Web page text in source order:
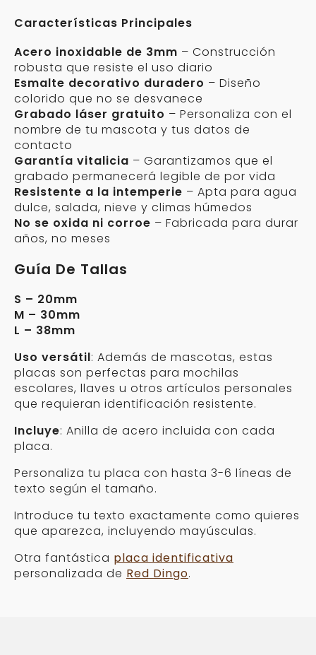
Características Principales
Acero inoxidable de 3mm – Construcción
robusta que resiste el uso diario
Esmalte decorativo duradero – Diseño
colorido que no se desvanece
Grabado láser gratuito – Personaliza con el
nombre de tu mascota y tus datos de
contacto
Garantía vitalicia – Garantizamos que el
grabado permanecerá legible de por vida
Resistente a la intemperie – Apta para agua
dulce, salada, nieve y climas húmedos
No se oxida ni corroe – Fabricada para durar
años, no meses
Guía De Tallas
S – 20mm
M – 30mm
L – 38mm
Uso versátil: Además de mascotas, estas
placas son perfectas para mochilas
escolares, llaves u otros artículos personales
que requieran identificación resistente.
Incluye: Anilla de acero incluida con cada
placa.
Personaliza tu placa con hasta 3-6 líneas de
texto según el tamaño.
Introduce tu texto exactamente como quieres
que aparezca, incluyendo mayúsculas.
Otra fantástica placa identificativa
personalizada de Red Dingo.